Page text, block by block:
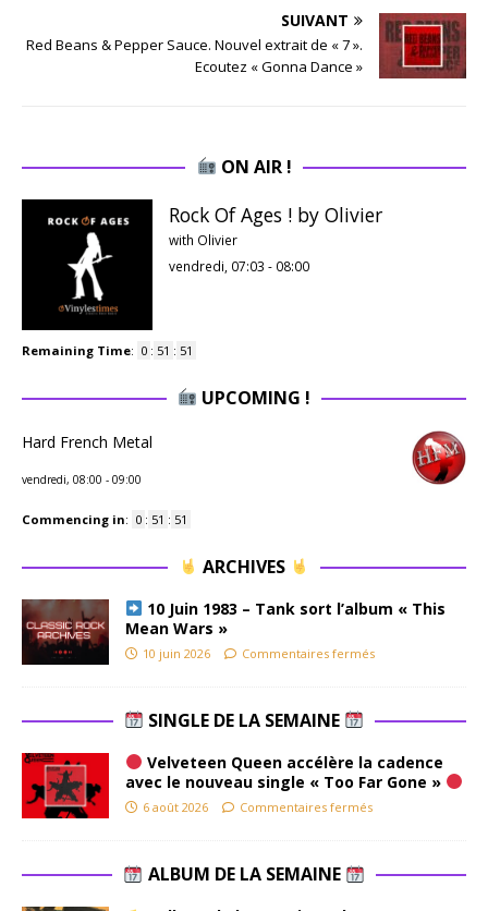
SUIVANT
Red Beans & Pepper Sauce. Nouvel extrait de « 7 ».
Ecoutez « Gonna Dance »
ON AIR !
Rock Of Ages ! by Olivier
with Olivier
vendredi, 07:03 - 08:00
Remaining Time: 0 : 51 : 50
UPCOMING !
Hard French Metal
vendredi, 08:00 - 09:00
Commencing in: 0 : 51 : 50
ARCHIVES
10 Juin 1983 – Tank sort l’album « This
Mean Wars »
10 juin 2026 Commentaires fermés
SINGLE DE LA SEMAINE
Velveteen Queen accélère la cadence
avec le nouveau single « Too Far Gone »
6 août 2026 Commentaires fermés
ALBUM DE LA SEMAINE